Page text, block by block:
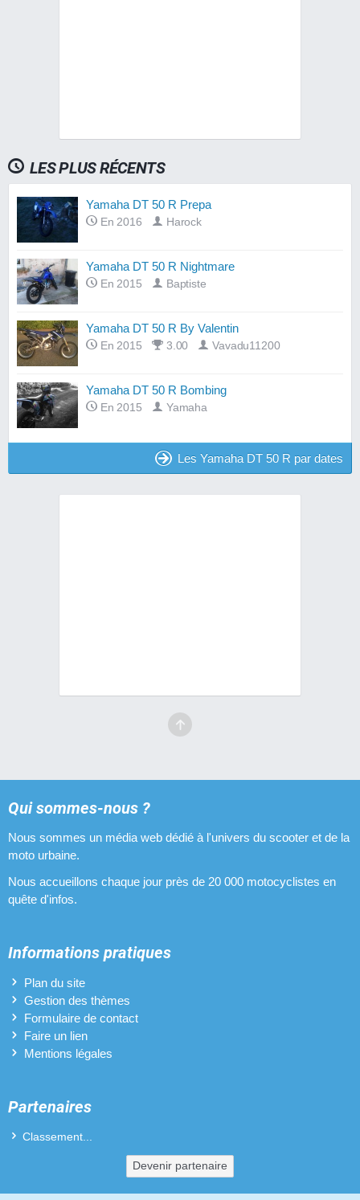
LES PLUS RÉCENTS
Yamaha DT 50 R Prepa
En 2016 Harock
Yamaha DT 50 R Nightmare
En 2015 Baptiste
Yamaha DT 50 R By Valentin
En 2015 3.00 Vavadu11200
Yamaha DT 50 R Bombing
En 2015 Yamaha
Les Yamaha DT 50 R par dates
Qui sommes-nous ?
Nous sommes un média web dédié à l'univers du scooter et de la
moto urbaine.
Nous accueillons chaque jour près de 20 000 motocyclistes en
quête d'infos.
Informations pratiques
Plan du site
Gestion des thèmes
Formulaire de contact
Faire un lien
Mentions légales
Partenaires
Classement...
Devenir partenaire